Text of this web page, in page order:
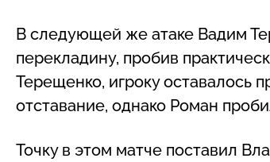
В следующей же атаке Вадим
перекладину, пробив
Терещенко, игроку оставалось
отставание, однако Роман
Точку в этом матче поставил